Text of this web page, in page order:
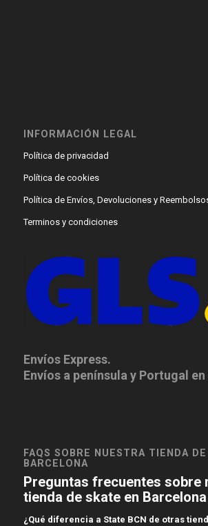
INFORMACIÓN LEGAL
Política de privacidad
Política de cookies
Política de Envíos, Devoluciones y
Terminos y condiciones
Envíos Express.
Envíos a península y Portugal en
FAQS SOBRE NUESTRA TIENDA DE
BARCELONA
Preguntas frecuentes sobre
tienda de skate en Barcelona
¿Qué diferencia a State BCN de otras